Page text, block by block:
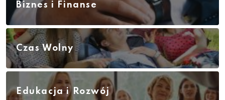
Biznes i Finanse
Czas Wolny
Edukacja i Rozwój